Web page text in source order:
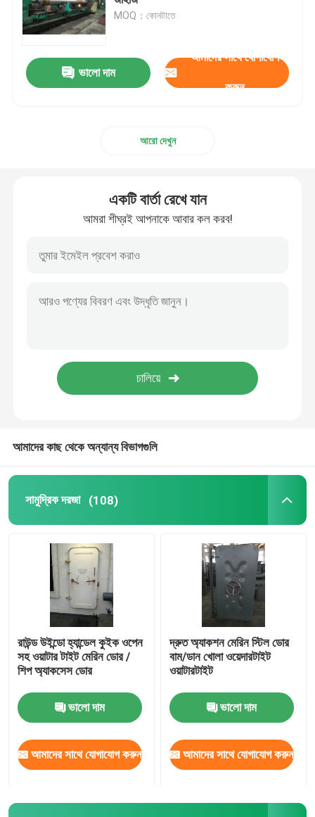
সামুদ্রিক হ্যাচ কভার
অ্যালুমিনিয়াম মেরিন ম্যানহোল
সামুদ্রিক ইস্পাত পণ্য
সামুদ্রিক Propeller Shaft
মেটাল প্রসেসিং যন্ত্রপাতি অংশ
সামুদ্রিক বোর্ডিং নেতৃত্বদানকারী
রাবার ট্র্যাক
MOQ：কোনটাতে
ভালো দাম
আমাদের সাথে যোগাযোগ
করুন
আরো দেখুন
একটি বার্তা রেখে যান
আমরা শীঘ্রই আপনাকে আবার কল করব!
আমাদের কাছ থেকে অন্যান্য বিভাগগুলি
সামুদ্রিক দরজা (108)
রাউন্ড উইন্ডো হ্যান্ডেল কুইক ওপেন
সহ ওয়াটার টাইট মেরিন ডোর /
শিপ অ্যাকসেস ডোর
ভালো দাম
আমাদের সাথে যোগাযোগ করুন
দ্রুত অ্যাকশন মেরিন স্টিল ডোর
বাম/ডান খোলা ওয়েদারটাইট
ওয়াটারটাইট
ভালো দাম
আমাদের সাথে যোগাযোগ করুন